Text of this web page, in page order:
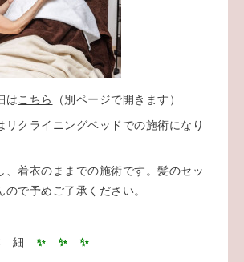
はこちら
（別ページで開きます）
クライニングベッドでの施術になり
着衣のままでの施術です。髪のセッ
ので予めご了承ください。
細 ✨ ✨ ✨